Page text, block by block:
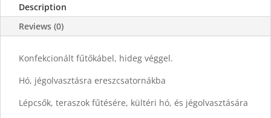
Description
Reviews (0)
Konfekcionált fűtőkábel, hideg véggel.
Hó, jégolvasztásra ereszcsatornákba
Lépcsők, teraszok fűtésére, kültéri hó, és jégolvasztására